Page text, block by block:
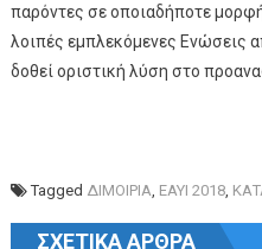
παρόντες σε οποιαδήποτε
λοιπές εμπλεκόμενες Ενώσεις
δοθεί οριστική λύση στο
Tagged ΔΙΜΟΙΡΙΑ ΕΑΥΙ 2018,
ΣΧΕΤΙΚΆ ΆΡΘΡΑ